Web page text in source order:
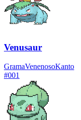
Venusaur
GramaVenenosoKanto
#001